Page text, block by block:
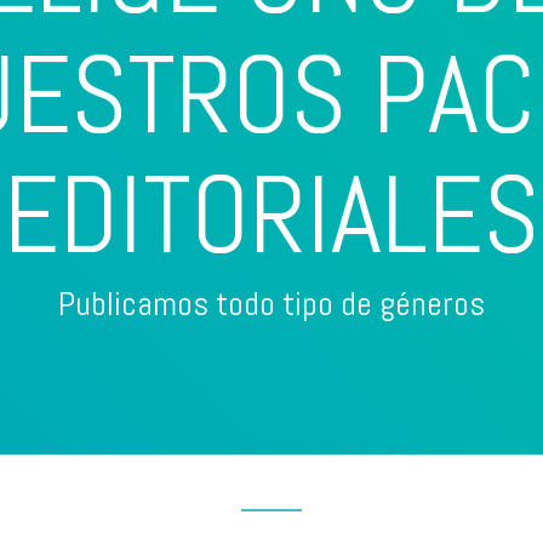
EDITORIALES
Publicamos todo tipo de géneros